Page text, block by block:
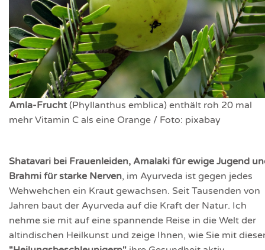
Amla-Frucht(Phyllanthus emblica) enthält roh 20 mal
mehr Vitamin C als eine Orange / Foto: pixabay
Shatavari bei Frauenleiden, Amalaki für ewige Jugend
Brahmi für starke Nerven, im Ayurveda ist gegen jedes
Wehwehchen ein Kraut gewachsen. Seit Tausenden von
Jahren baut der Ayurveda auf die Kraft der Natur. Ich
nehme sie mit auf eine spannende Reise in die Welt der
altindischen Heilkunst und zeige Ihnen, wie Sie mit